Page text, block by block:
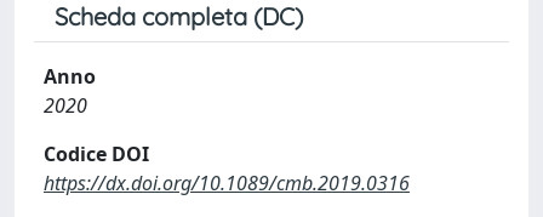
Scheda completa (DC)
Anno
2020
Codice DOI
https://dx.doi.org/10.1089/cmb.2019.0316